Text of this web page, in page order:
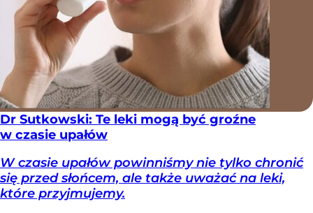
Dr Sutkowski: Te leki mogą być groźne
w czasie upałów
W czasie upałów powinniśmy nie tylko chronić
się przed słońcem, ale także uważać na leki,
które przyjmujemy.